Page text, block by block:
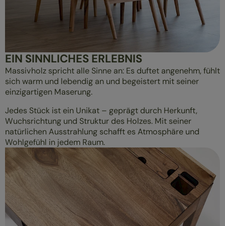
EIN SINNLICHES ERLEBNIS
Massivholz spricht alle Sinne an: Es duftet angenehm, fühlt
sich warm und lebendig an und begeistert mit seiner
einzigartigen Maserung.
Jedes Stück ist ein Unikat – geprägt durch Herkunft,
Wuchsrichtung und Struktur des Holzes. Mit seiner
natürlichen Ausstrahlung schafft es Atmosphäre und
Wohlgefühl in jedem Raum.